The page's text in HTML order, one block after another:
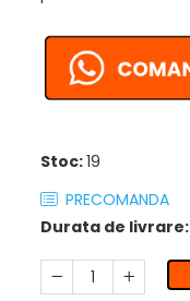
Stoc:19
PRECOMANDA
Durata de livrare: